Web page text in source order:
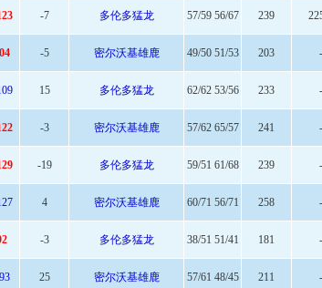
-7 多伦多猛龙 57/59 56/67 239
-5 密尔沃基雄鹿 49/50 51/53 203 -
15 多伦多猛龙 62/62 53/56 233 -
-3 密尔沃基雄鹿 57/62 65/57 241 -
-19 多伦多猛龙 59/51 61/68 239 -
4 密尔沃基雄鹿 60/71 56/71 258 -
-3 多伦多猛龙 38/51 51/41 181 -
25 密尔沃基雄鹿 57/61 48/45 211 -